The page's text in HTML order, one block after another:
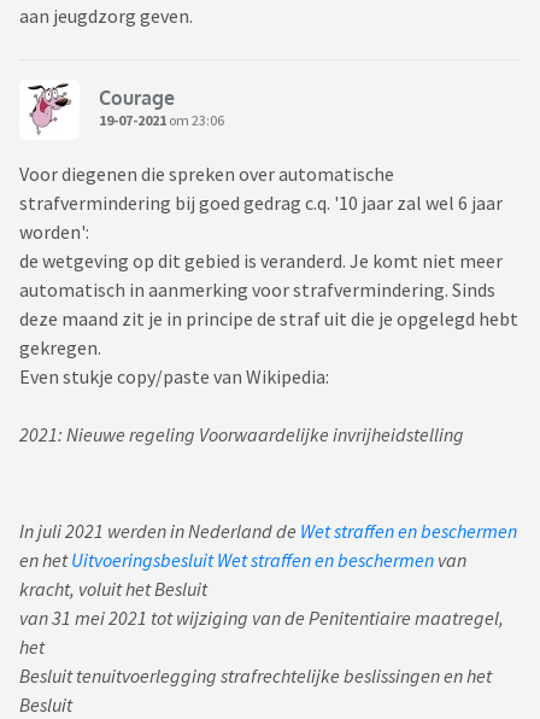
aan jeugdzorg geven.
Courage
19-07-2021 om 23:06
Voor diegenen die spreken over automatische
strafvermindering bij goed gedrag c.q. '10 jaar zal wel 6 jaar
worden':
de wetgeving op dit gebied is veranderd. Je komt niet meer
automatisch in aanmerking voor strafvermindering. Sinds
deze maand zit je in principe de straf uit die je opgelegd hebt
gekregen.
Even stukje copy/paste van Wikipedia:
2021: Nieuwe regeling Voorwaardelijke invrijheidstelling
In juli 2021 werden in Nederland de Wet straffen en beschermen
en hetUitvoeringsbesluit Wet straffen en beschermen van
kracht, voluit het Besluit
van 31 mei 2021 tot wijziging van de Penitentiaire maatregel,
het
Besluit tenuitvoerlegging strafrechtelijke beslissingen en het
Besluit